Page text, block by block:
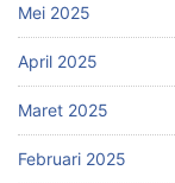
Mei 2025
April 2025
Maret 2025
Februari 2025